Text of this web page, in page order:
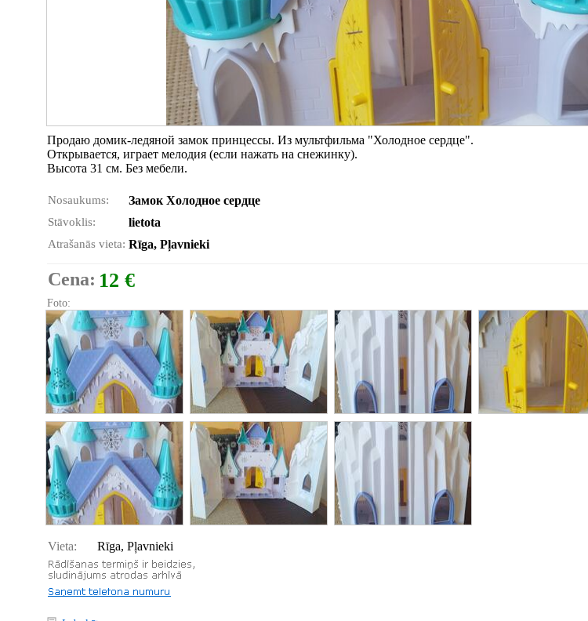
Продаю домик-ледяной замок принцессы. Из мультфильма "Холодное сердце".
Открывается, играет мелодия (если нажать на снежинку).
Высота 31 см. Без мебели.
Nosaukums: Замок Холодное сердце
Stāvoklis: lietota
Atrašanās vieta: Rīga, Pļavnieki
Cena: 12 €
Foto:
Vieta: Rīga, Pļavnieki